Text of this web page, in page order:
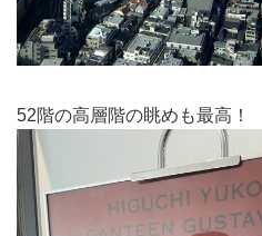
52階の高層階の眺めも最高！